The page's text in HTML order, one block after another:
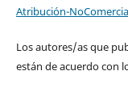
Atribución-
Los autores/as que
están de acuerdo con